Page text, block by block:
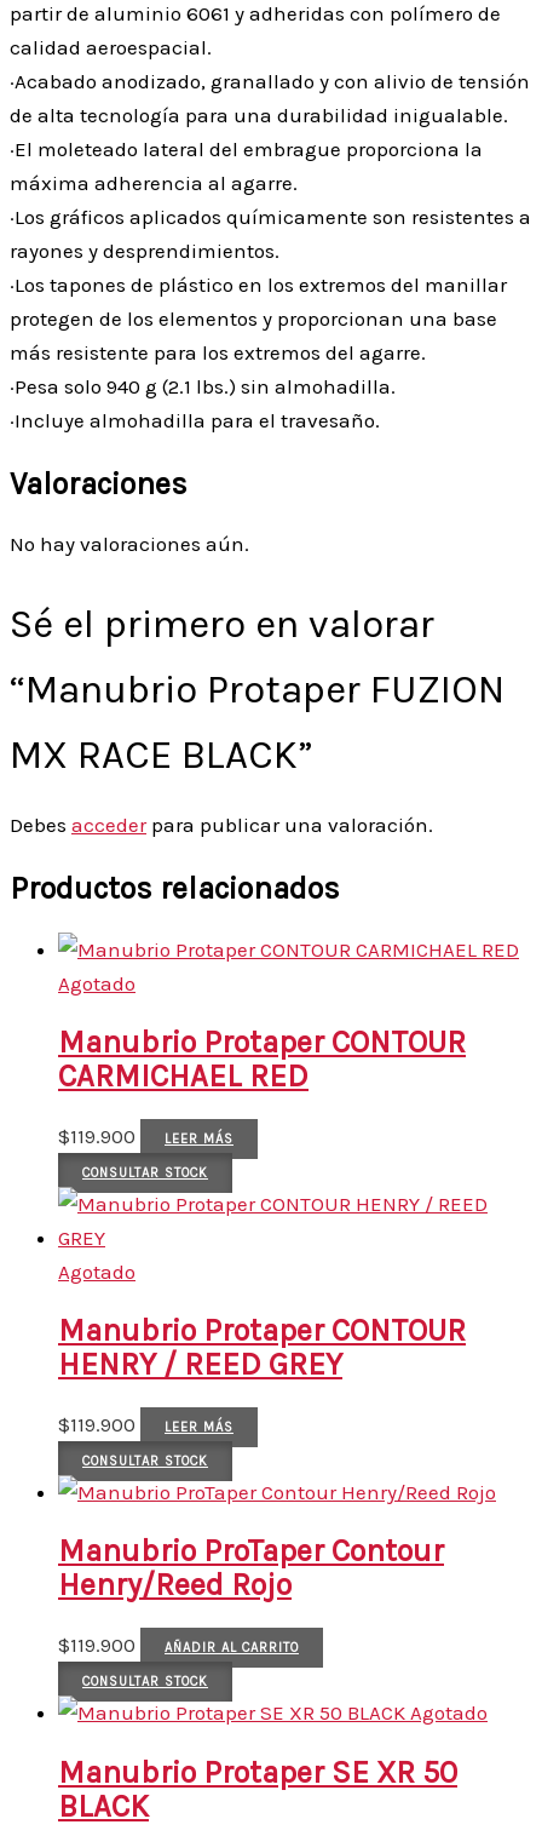
partir de aluminio 6061 y adheridas con polímero de
calidad aeroespacial.
·Acabado anodizado, granallado y con alivio de tensión
de alta tecnología para una durabilidad inigualable.
·El moleteado lateral del embrague proporciona la
máxima adherencia al agarre.
·Los gráficos aplicados químicamente son resistentes a
rayones y desprendimientos.
·Los tapones de plástico en los extremos del manillar
protegen de los elementos y proporcionan una base
más resistente para los extremos del agarre.
·Pesa solo 940 g (2.1 lbs.) sin almohadilla.
·Incluye almohadilla para el travesaño.
Valoraciones
No hay valoraciones aún.
Sé el primero en valorar
“Manubrio Protaper FUZION
MX RACE BLACK”
Debes accederpara publicar una valoración.
Productos relacionados
Agotado
Manubrio Protaper CONTOUR
CARMICHAEL RED
$119.900 LEER MÁS
CONSULTAR STOCK
Agotado
Manubrio Protaper CONTOUR
HENRY / REED GREY
$119.900 LEER MÁS
CONSULTAR STOCK
Manubrio ProTaper Contour
Henry/Reed Rojo
$119.900 AÑADIR AL CARRITO
CONSULTAR STOCK
Agotado
Manubrio Protaper SE XR 50
BLACK